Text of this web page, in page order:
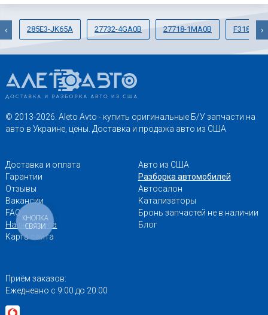
285E3-JK65A 27732-4GA0B 27718-1MA0B F3180-
‹ ›
© 2013-2026. Aleto Avto - купить оригинальные Б/У запчасти на
авто в Украине, цены. Доставка и продажа авто из США
Доставка и оплата
Гарантии
Отзывы
Вакансии
FAQ
Наши адреса
Карта сайта
Авто из США
Разборка автомобилей
Автосалон
Катализаторы
Бронь запчастей не в наличии
Блог
Приём заказов:
Ежедневно с 9:00 до 20:00
КНОПКА
СВЯЗИ